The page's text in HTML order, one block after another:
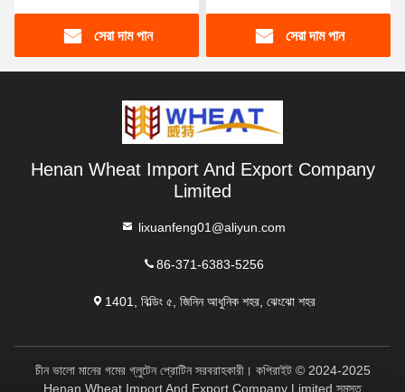
সেরা দাম পান সেরা দাম পান
Henan Wheat Import And Export Company
Limited
lixuanfeng01@aliyun.com
86-371-6383-5256
1401, বিল্ডিং ৫, জিনিন আধুনিক শহর, ঝেংঝো শহর
চীন ভালো মানের গমের গ্লুটেন প্রোটিন সরবরাহকারী। কপিরাইট © 2024-2025
Henan Wheat Import And Export Company Limited সমস্ত